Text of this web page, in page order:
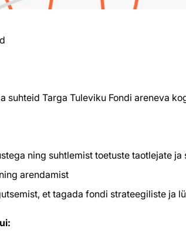
suhteid Targa Tuleviku Fondi areneva
ning suhtlemist toetuste taotlejate ja
arendamist
et tagada fondi strateegiliste ja